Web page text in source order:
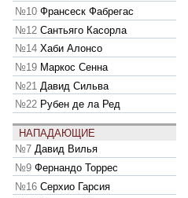
№10 Франсеск Фабрегас
№12 Сантьяго Касорла
№14 Хаби Алонсо
№19 Маркос Сенна
№21 Давид Сильва
№22 Рубен де ла Ред
НАПАДАЮЩИЕ
№7 Давид Вилья
№9 Фернандо Торрес
№16 Серхио Гарсия